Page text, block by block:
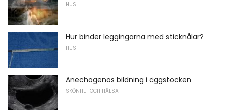
HUS
Hur binder leggingarna med sticknålar?
HUS
Anechogenös bildning i äggstocken
SKÖNHET OCH HÄLSA